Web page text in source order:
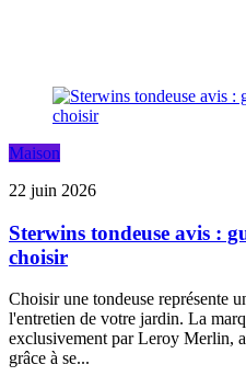
Maison
22 juin 2026
Sterwins tondeuse avis :
choisir
Choisir une tondeuse représente
l'entretien de votre jardin. La
exclusivement par Leroy Merlin,
grâce à se...